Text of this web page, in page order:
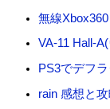
無線
VA-11 Hall-
PS3でデフ
rain 感想と